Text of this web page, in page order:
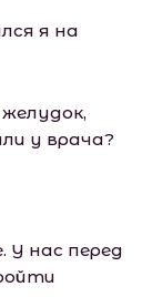
я на
у врача?
У нас перед